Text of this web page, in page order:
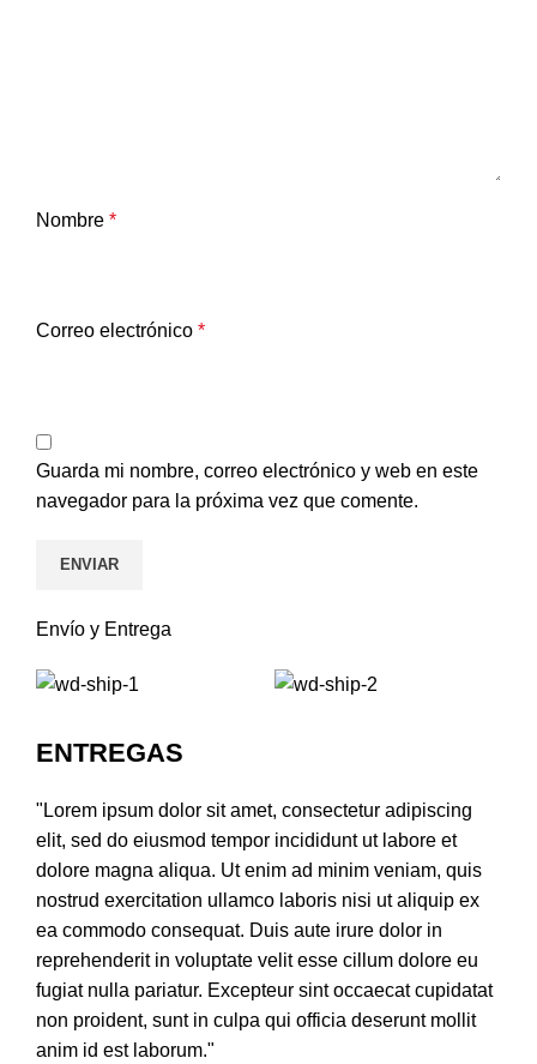
Nombre *
Correo electrónico *
Guarda mi nombre, correo electrónico y web en este
navegador para la próxima vez que comente.
Envío y Entrega
ENTREGAS
"Lorem ipsum dolor sit amet, consectetur adipiscing
elit, sed do eiusmod tempor incididunt ut labore et
dolore magna aliqua. Ut enim ad minim veniam, quis
nostrud exercitation ullamco laboris nisi ut aliquip ex
ea commodo consequat. Duis aute irure dolor in
reprehenderit in voluptate velit esse cillum dolore eu
fugiat nulla pariatur. Excepteur sint occaecat cupidatat
non proident, sunt in culpa qui officia deserunt mollit
anim id est laborum."